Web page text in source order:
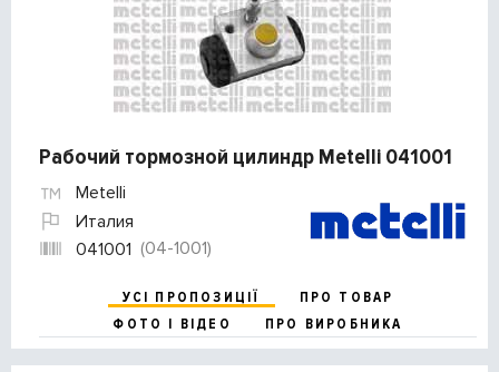
Рабочий тормозной цилиндр Metelli 041001
Metelli
Италия
041001 (04-1001)
УСІ ПРОПОЗИЦІЇ
ПРО ТОВАР
ФОТО І ВІДЕО
ПРО ВИРОБНИКА